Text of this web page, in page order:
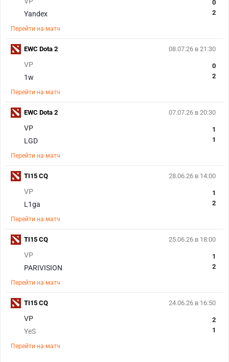
Yandex
0
2
Перейти на матч
08.07.26 в 21:30
VP
1w
0
2
Перейти на матч
EWC Dota 2
07.07.26 в 20:30
VP
LGD
1
1
Перейти на матч
EWC Dota 2
28.06.26 в 14:00
VP
L1ga
1
2
Перейти на матч
TI15 CQ
25.06.26 в 18:00
VP
PARIVISION
1
2
Перейти на матч
TI15 CQ
24.06.26 в 16:50
VP
YeS
2
1
Перейти на матч
TI15 CQ